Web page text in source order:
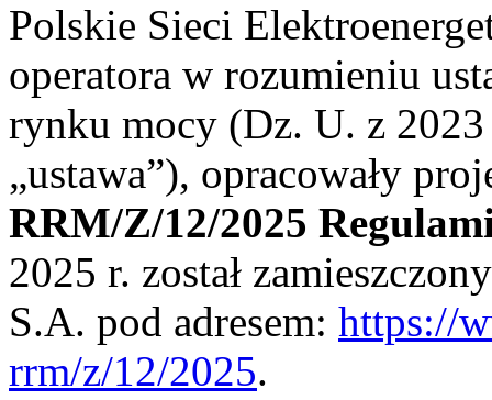
Polskie Sieci
operatora w rozumieniu
rynku mocy (Dz. U. z
„ustawa”), opracowały
RRM/Z/12/2025
2025 r. został
S.A. pod adresem: https://
rrm/z/12/2025.